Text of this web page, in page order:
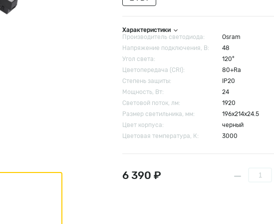
Характеристики
Производитель светодиода:
Osram
Напряжение подключения, В:
48
Угол света:
120°
Цветопередача (CRI):
80+Ra
Степень защиты:
IP20
Мощность, Вт:
24
Световой поток, лм:
1920
Размер cветильника, мм:
196x214x24.5
Цвет корпуса:
черный
Цветовая температура, К:
3000
6 390 ₽